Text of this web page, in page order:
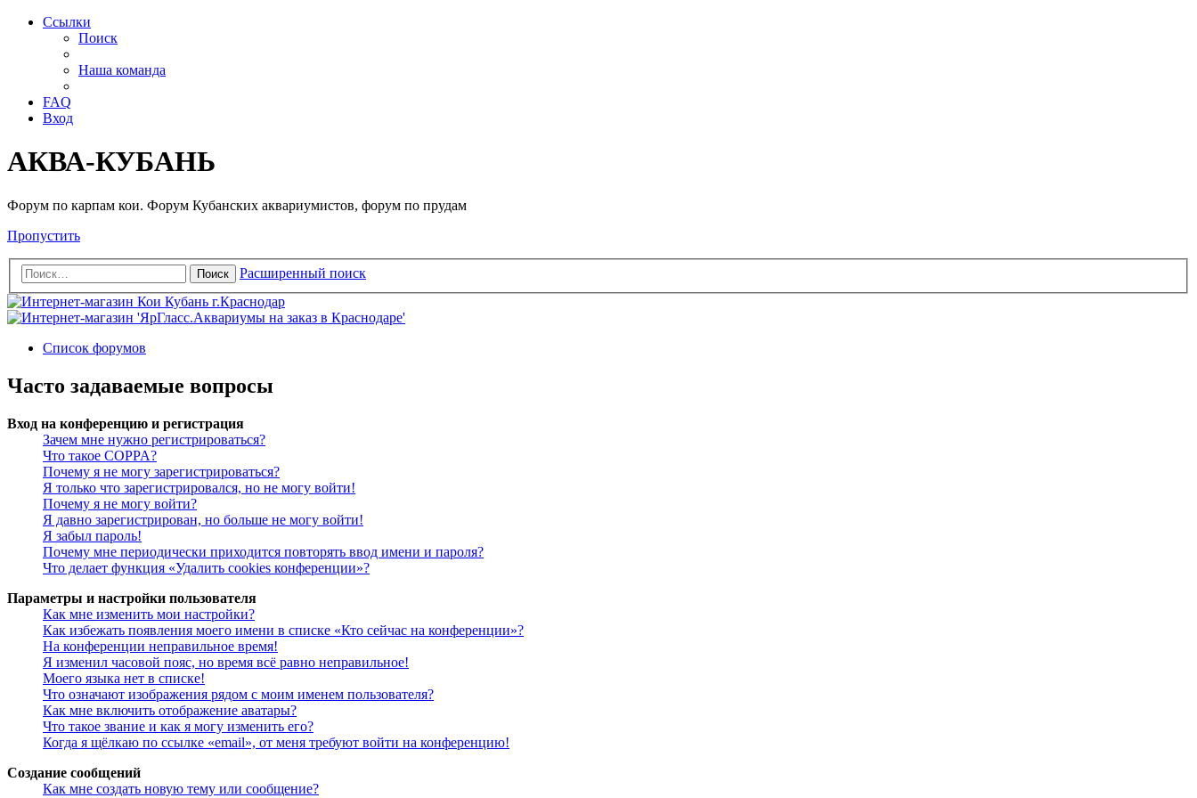
Ссылки
Поиск
Наша команда
FAQ
Вход
АКВА-КУБАНЬ
Форум по карпам кои. Форум Кубанских аквариумистов, форум по прудам
Пропустить
Поиск Расширенный поиск
Список форумов
Часто задаваемые вопросы
Вход на конференцию и регистрация
Зачем мне нужно регистрироваться?
Что такое COPPA?
Почему я не могу зарегистрироваться?
Я только что зарегистрировался, но не могу войти!
Почему я не могу войти?
Я давно зарегистрирован, но больше не могу войти!
Я забыл пароль!
Почему мне периодически приходится повторять ввод имени и пароля?
Что делает функция «Удалить cookies конференции»?
Параметры и настройки пользователя
Как мне изменить мои настройки?
Как избежать появления моего имени в списке «Кто сейчас на конференции»?
На конференции неправильное время!
Я изменил часовой пояс, но время всё равно неправильное!
Моего языка нет в списке!
Что означают изображения рядом с моим именем пользователя?
Как мне включить отображение аватары?
Что такое звание и как я могу изменить его?
Когда я щёлкаю по ссылке «email», от меня требуют войти на конференцию!
Создание сообщений
Как мне создать новую тему или сообщение?